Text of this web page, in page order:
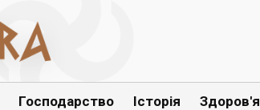
Господарство Історія Здоров'я